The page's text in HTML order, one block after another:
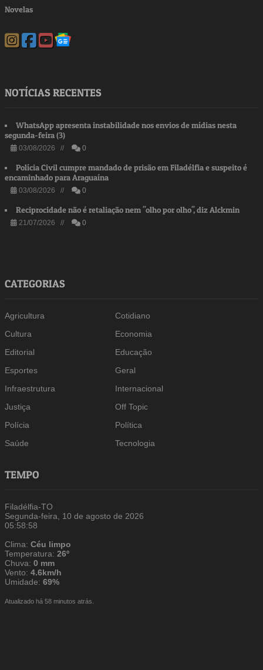
Novelas
NOTÍCIAS RECENTES
WhatsApp apresenta instabilidade nos envios de mídias nesta
segunda-feira (3)
03/08/2026 // 0
Polícia Civil cumpre mandado de prisão em Filadélfia e suspeito é
encaminhado para Araguaína
03/08/2026 // 0
Reciprocidade não é retaliação nem "olho por olho", diz Alckmin
21/07/2026 // 0
CATEGORIAS
Agricultura
Cotidiano
Cultura
Economia
Editorial
Educação
Esportes
Geral
Infraestrutura
Internacional
Justiça
Off Topic
Polícia
Política
Saúde
Tecnologia
TEMPO
Filadélfia-TO
Segunda-feira, 10 de agosto de 2026
05:58:58
Clima:Céu limpo
Temperatura:26º
Chuva:0 mm
Vento:4.6km/h
Umidade:69%
Atualizado há 58 minutos atrás.